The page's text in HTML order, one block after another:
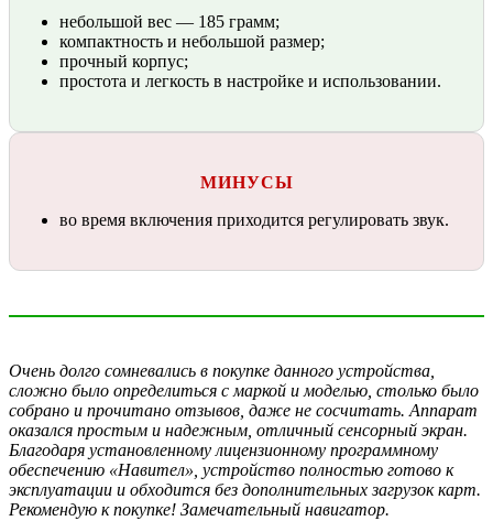
небольшой вес — 185 грамм;
компактность и небольшой размер;
прочный корпус;
простота и легкость в настройке и использовании.
МИНУСЫ
во время включения приходится регулировать звук.
Очень долго сомневались в покупке данного устройства,
сложно было определиться с маркой и моделью, столько было
собрано и прочитано отзывов, даже не сосчитать. Аппарат
оказался простым и надежным, отличный сенсорный экран.
Благодаря установленному лицензионному программному
обеспечению «Навител», устройство полностью готово к
эксплуатации и обходится без дополнительных загрузок карт.
Рекомендую к покупке! Замечательный навигатор.